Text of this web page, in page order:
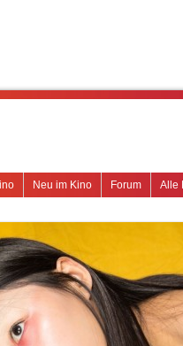
Alle
Forum
Neu im Kino